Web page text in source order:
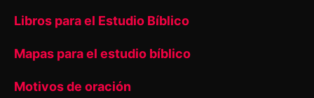
Libros para el Estudio Bíblico
Mapas para el estudio bíblico
Motivos de oración